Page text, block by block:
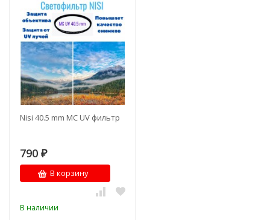
Nisi 40.5 mm MC UV фильтр
790 ₽
В корзину
В наличии